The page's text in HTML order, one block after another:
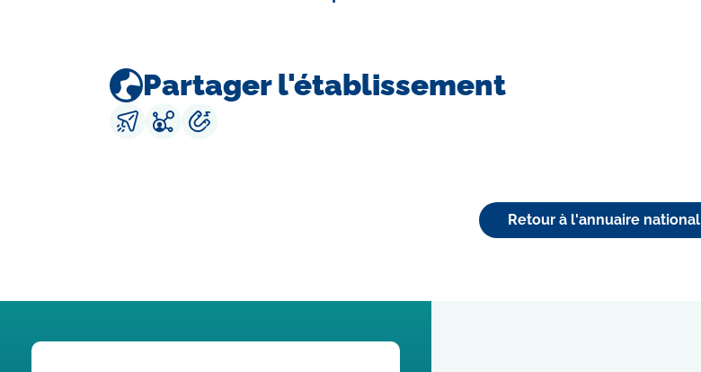
Partager l'établissement
Retour à l'annuaire national